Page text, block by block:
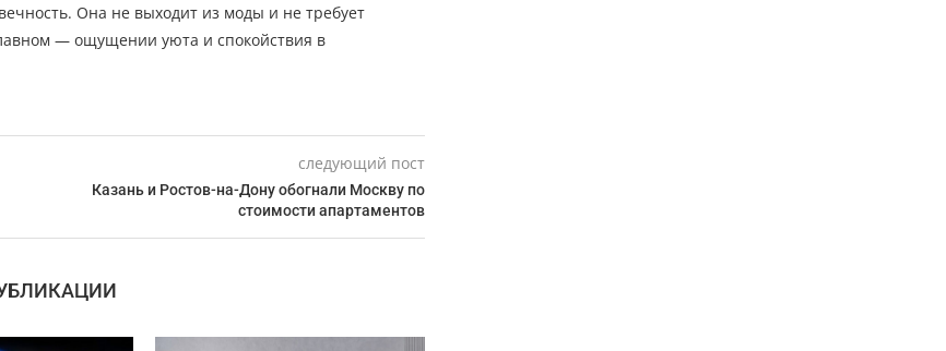
Она не выходит из моды и не требует
— ощущении уюта и спокойствия в
следующий пост
Казань и Ростов-на-Дону обогнали Москву по
стоимости апартаментов